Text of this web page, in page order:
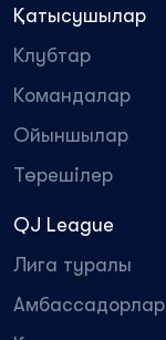
Қатысушылар
Клубтар
Командалар
Ойыншылар
Төрешілер
QJ League
Лига туралы
Амбассадорлар